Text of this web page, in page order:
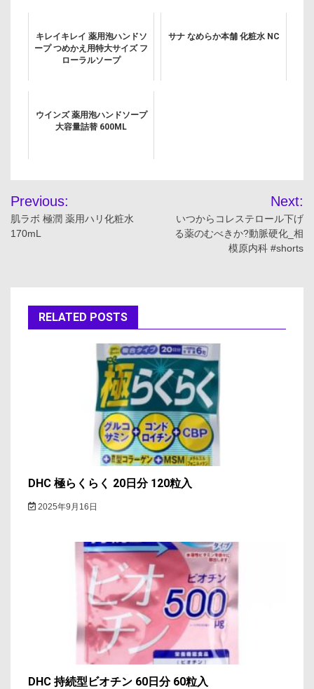
キレイキレイ 薬用泡ハンドソ
ープ つめかえ用特大サイズ フ
ローラルソープ
サナ なめらか本舗 化粧水 NC
ウインズ 薬用泡ハンドソープ
大容量詰替 600ML
投
稿
ゲ
ー
Previous:
肌ラボ 極潤 薬用ハリ化粧水
170mL
Next:
いつからコレステロール下げ
る薬のむべきか?動脈硬化_相
模原内科 #shorts
RELATED POSTS
DHC 極らくらく 20日分 120粒入
2025年9月16日
DHC 持続型ビオチン 60日分 60粒入